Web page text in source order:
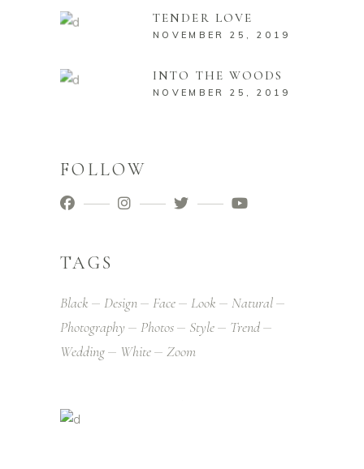
TENDER LOVE
NOVEMBER 25, 2019
INTO THE WOODS
NOVEMBER 25, 2019
FOLLOW
TAGS
Black Design Face Look
Natural
Photography
Photos Style
Trend
Wedding
White Zoom